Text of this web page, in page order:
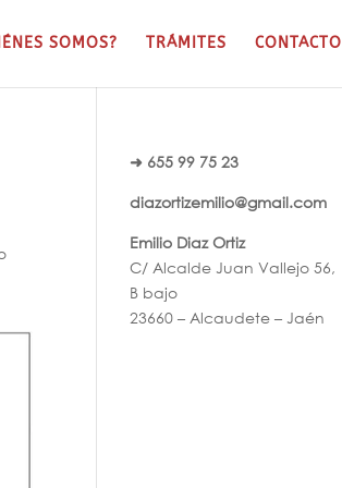
SOMOS? TRÁMITES CONTACTO
➜ 655 99 75 23
diazortizemilio@gmail.com
Emilio Diaz Ortiz
C/ Alcalde Juan Vallejo 56,
B bajo
23660 – Alcaudete – Jaén